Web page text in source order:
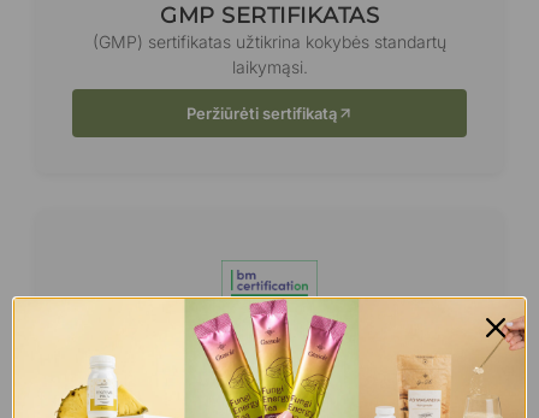
GMP SERTIFIKATAS
(GMP) sertifikatas užtikrina kokybės standartų
laikymąsi.
Peržiūrėti sertifikatą
HACCP SERTIFIKATAS
(HACCP) maisto saugos sertifikatas.